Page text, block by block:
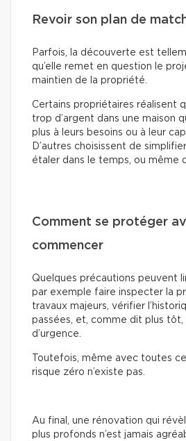
Revoir son plan de
Parfois, la découverte est
qu’elle remet en question le
maintien de la propriété.
Certains propriétaires réalisent
trop d’argent dans une maison
plus à leurs besoins ou à leur
D’autres choisissent de
étaler dans le temps, ou même
Comment se protéger
commencer
Quelques précautions peuvent
par exemple faire inspecter la
travaux majeurs, vérifier
passées, et, comme dit plus tôt,
d’urgence.
Toutefois, même avec toutes
risque zéro n’existe pas.
Au final, une rénovation qui
plus profonds n’est jamais